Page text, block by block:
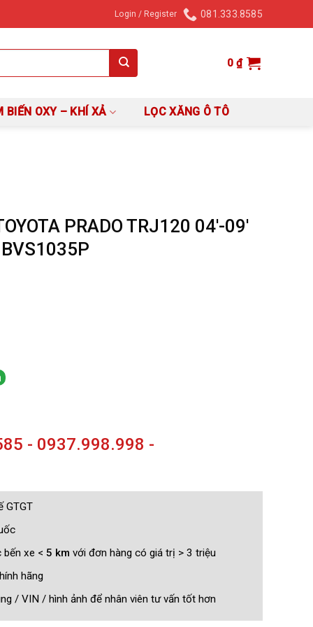
Login / Register 081.333.8585
0₫
BIẾN OXY – KHÍ XẢ LỌC XĂNG Ô TÔ
PRADO TRJ120 04′-09′
- 0937.998.998 -
GTGT
bến xe < 5 km với đơn hàng có giá trị > 3 triệu
hãng
/ VIN / hình ảnh để nhân viên tư vấn tốt hơn